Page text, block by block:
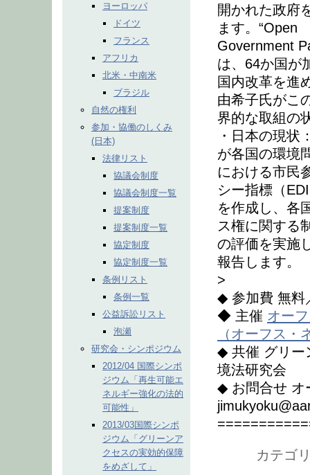
ヨーロッパ
ドイツ
フランス
アフリカ
北米・中南米
ブラジル
自然の権利
参加・協働のしくみ
(日本)
法律リスト
協議会制度
協議会制度一覧
提案制度
提案制度一覧
協定制度
協定制度一覧
条例リスト
条例一覧
公益訴訟リスト
泡瀬
研究会・シンポジウム
2012/04 国際シンポ
ジウム「再生可能エ
ネルギー強化の法的
可能性」
2013/03国際シンポ
ジウム「グリーンア
クセスの実効的保障
をめざして」
開かれた政府
ます。“Open
Government
は、64か国が
国内改革を進
由希子氏がこ
界的な取組の
・日本の現状
が各国の環境
における市民
シー指標（
を作成し、各
ス権に関する
の評価を実施
報告します。
>
◆ 参加費 無料
◆ 主催 オー
（オーフス・
◆ 共催 グリー
境法研究会
◆ お問合せ オ
カテゴ